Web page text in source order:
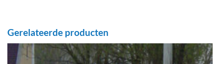
Gerelateerde producten